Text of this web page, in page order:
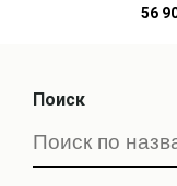
56
Поиск